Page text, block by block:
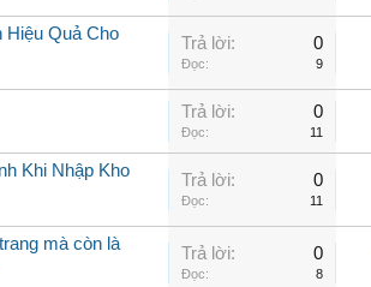
Hiệu Quả Cho
Trả lời: 0
Đọc: 9
Trả lời: 0
Đọc: 11
Khi Nhập Kho
Trả lời: 0
Đọc: 11
mà còn là
Trả lời: 0
Đọc: 8